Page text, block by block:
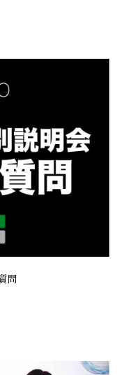
問